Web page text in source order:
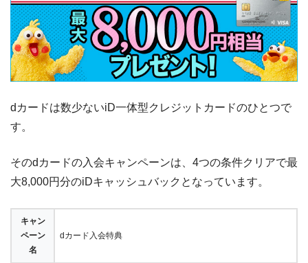
dカードは数少ないiD一体型クレジットカードのひとつで
す。
そのdカードの入会キャンペーンは、4つの条件クリアで最
大8,000円分のiDキャッシュバックとなっています。
キャン
ペーン
名
dカード入会特典